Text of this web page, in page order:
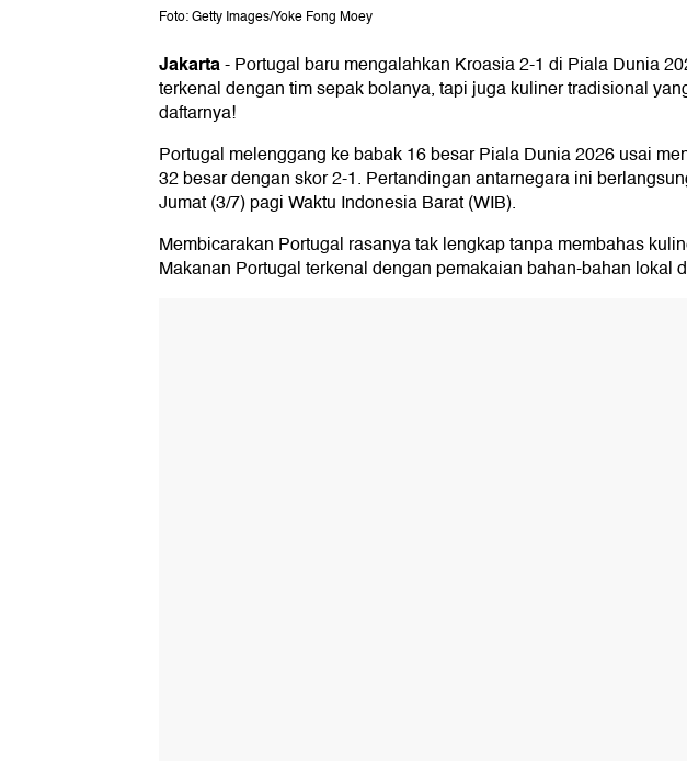
Foto: Getty Images/Yoke Fong Moey
Jakarta-Portugal baru mengalahkan Kroasia 2-1 di Piala Dunia
terkenal dengan tim sepak bolanya, tapi juga kuliner tradisional
daftarnya!
Portugal melenggang ke babak 16 besar Piala Dunia 2026 usai
32 besar dengan skor 2-1. Pertandingan antarnegara ini
Jumat (3/7) pagi Waktu Indonesia Barat (WIB).
Membicarakan Portugal rasanya tak lengkap tanpa membahas
Makanan Portugal terkenal dengan pemakaian bahan-bahan lokal